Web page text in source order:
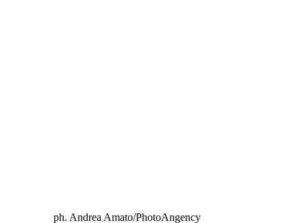
ph. Andrea Amato/PhotoAngency